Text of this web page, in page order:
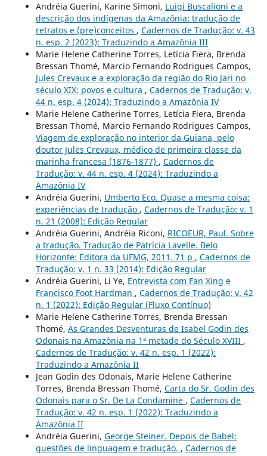
Andréia Guerini, Karine Simoni, Luigi Buscalioni e a
descrição dos indígenas da Amazônia: tradução de
retratos e (pre)conceitos , Cadernos de Tradução: v. 43
n. esp. 2 (2023): Traduzindo a Amazônia III
Marie Helene Catherine Torres, Letícia Fiera, Brenda
Bressan Thomé, Marcio Fernando Rodrigues Campos,
Jules Crevaux e a exploração da região do Rio Jari no
século XIX: povos e cultura , Cadernos de Tradução: v.
44 n. esp. 4 (2024): Traduzindo a Amazônia IV
Marie Helene Catherine Torres, Letícia Fiera, Brenda
Bressan Thomé, Marcio Fernando Rodrigues Campos,
Viagem de exploração no interior da Guiana, pelo
doutor Jules Crevaux, médico de primeira classe da
marinha francesa (1876-1877) , Cadernos de
Tradução: v. 44 n. esp. 4 (2024): Traduzindo a
Amazônia IV
Andréia Guerini, Umberto Eco. Quase a mesma coisa:
experiências de tradução , Cadernos de Tradução: v. 1
n. 21 (2008): Edição Regular
Andréia Guerini, Andréia Riconi, RICOEUR, Paul. Sobre
a tradução. Tradução de Patrícia Lavelle. Belo
Horizonte: Editora da UFMG, 2011. 71 p , Cadernos de
Tradução: v. 1 n. 33 (2014): Edição Regular
Andréia Guerini, Li Ye, Entrevista com Fan Xing e
Francisco Foot Hardman , Cadernos de Tradução: v. 42
n. 1 (2022): Edição Regular (Fluxo Contínuo)
Marie Helene Catherine Torres, Brenda Bressan
Thomé, As Grandes Desventuras de Isabel Godin des
Odonais na Amazônia na 1ª metade do Século XVIII ,
Cadernos de Tradução: v. 42 n. esp. 1 (2022):
Traduzindo a Amazônia II
Jean Godin des Odonais, Marie Helene Catherine
Torres, Brenda Bressan Thomé, Carta do Sr. Godin des
Odonais para o Sr. De La Condamine , Cadernos de
Tradução: v. 42 n. esp. 1 (2022): Traduzindo a
Amazônia II
Andréia Guerini, George Steiner. Depois de Babel:
questões de linguagem e tradução. , Cadernos de